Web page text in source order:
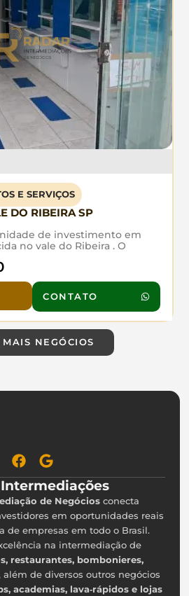
E SERVIÇOS
DO RIBEIRA SP
de investimento em
no vale do Ribeira . O
em região central da
de concorrência direta,
cativa e fluxo
apresenta sólida
sazonalidade,
A localização
potencial para expansão de
ocorre por motivos de
do proprietário,
rara chance de adquirir um
CONTATO
NEGÓCIOS
de Negócios conecta
em oportunidades reais
de empresas em todo o Brasil.
na intermediação de
restaurantes, bombonieres,
, além de diversos outros negócios
academias, lava‑rápidos e lojas